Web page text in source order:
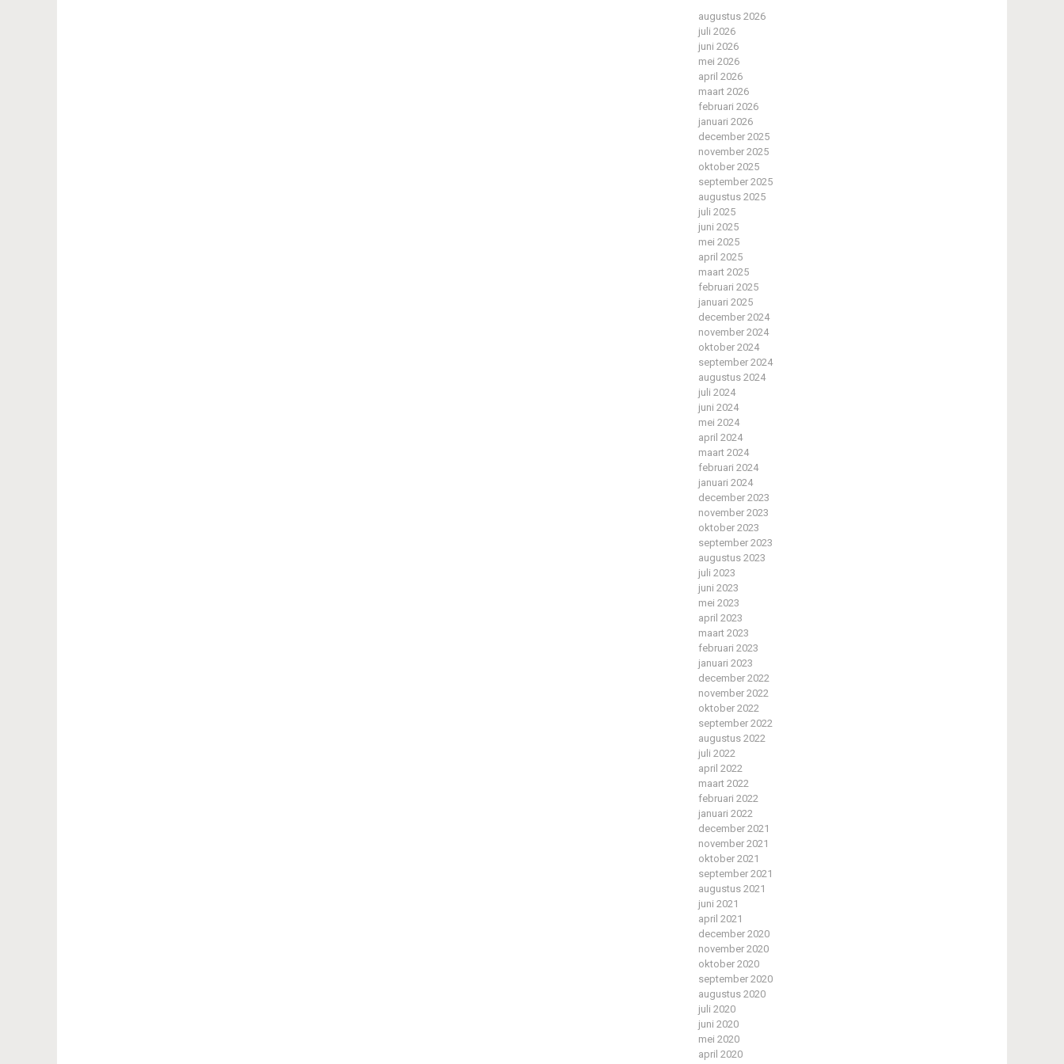
augustus 2026
juli 2026
juni 2026
mei 2026
april 2026
maart 2026
februari 2026
januari 2026
december 2025
november 2025
oktober 2025
september 2025
augustus 2025
juli 2025
juni 2025
mei 2025
april 2025
maart 2025
februari 2025
januari 2025
december 2024
november 2024
oktober 2024
september 2024
augustus 2024
juli 2024
juni 2024
mei 2024
april 2024
maart 2024
februari 2024
januari 2024
december 2023
november 2023
oktober 2023
september 2023
augustus 2023
juli 2023
juni 2023
mei 2023
april 2023
maart 2023
februari 2023
januari 2023
december 2022
november 2022
oktober 2022
september 2022
augustus 2022
juli 2022
april 2022
maart 2022
februari 2022
januari 2022
december 2021
november 2021
oktober 2021
september 2021
augustus 2021
juni 2021
april 2021
december 2020
november 2020
oktober 2020
september 2020
augustus 2020
juli 2020
juni 2020
mei 2020
april 2020